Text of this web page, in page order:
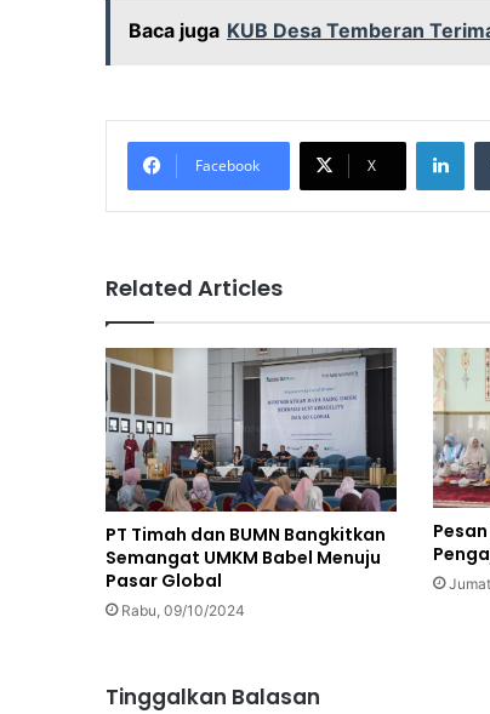
Baca juga KUB Desa Temberan
Facebook X
Related Articles
PT Timah dan BUMN Bangkitkan
Semangat UMKM Babel Menuju
Pasar Global
Rabu, 09/10/2024
Tinggalkan Balasan